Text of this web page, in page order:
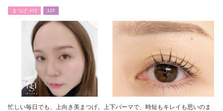
まつげ･ﾒｲｸ ｴｽﾃ
忙しい毎日でも、上向き美まつげ。上下パーマで、時短もキレイも思いのま